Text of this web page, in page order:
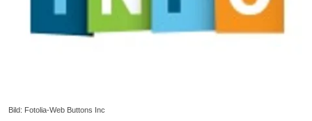
Bild: Fotolia-Web Buttons Inc